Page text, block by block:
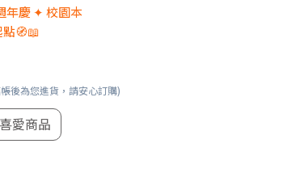
年慶 ✦ 校園本
🧭📖
後為您進貨，請安心訂購)
愛商品